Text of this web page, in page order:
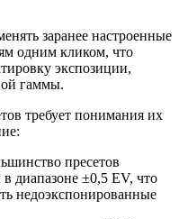
заранее настроенные
одним кликом, что
экспозиции,
гаммы.
требует понимания их
пресетов
диапазоне ±0,5 EV, что
недоэкспонированные